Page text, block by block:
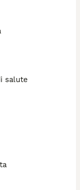
salute